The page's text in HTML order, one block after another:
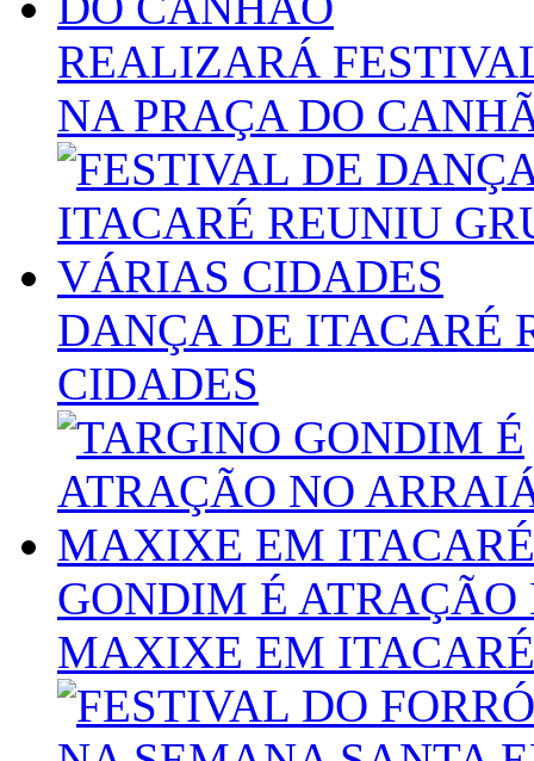
REALIZARÁ
NA PRAÇA DO
DANÇA DE ITACARÉ
CIDADES
GONDIM É
MAXIXE EM ITACARÉ